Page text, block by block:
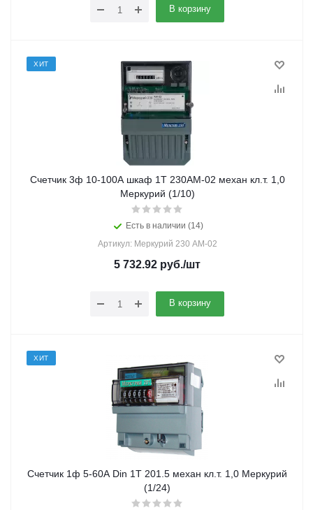
В корзину
ХИТ
Счетчик 3ф 10-100А шкаф 1Т 230АМ-02 механ кл.т. 1,0
Меркурий (1/10)
Есть в наличии (14)
Артикул: Меркурий 230 АМ-02
5 732.92 руб./шт
В корзину
ХИТ
Счетчик 1ф 5-60А Din 1Т 201.5 механ кл.т. 1,0 Меркурий
(1/24)